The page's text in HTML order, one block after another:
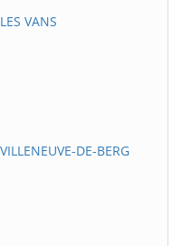
VANS
DE-BERG